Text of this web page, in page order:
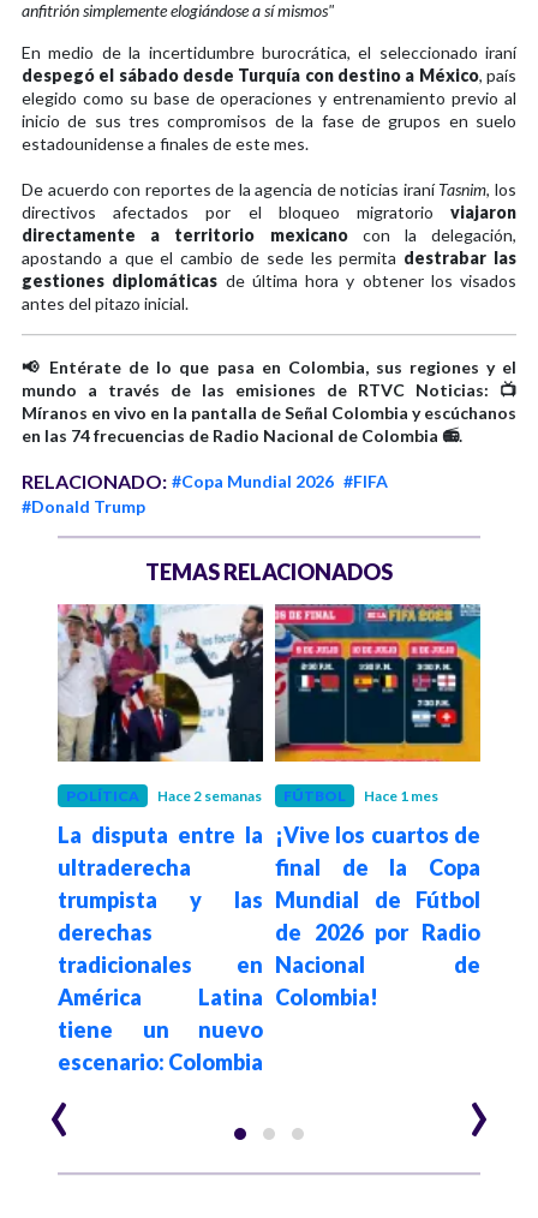
anfitrión simplemente elogiándose a sí mismos"
En medio de la incertidumbre burocrática, el seleccionado iraní
despegó el sábado desde Turquía con destino a México, país
elegido como su base de operaciones y entrenamiento previo al
inicio de sus tres compromisos de la fase de grupos en suelo
estadounidense a finales de este mes.
De acuerdo con reportes de la agencia de noticias iraníTasnim, los
directivos afectados por el bloqueo migratorio viajaron
directamente a territorio mexicanocon la delegación,
apostando a que el cambio de sede les permita destrabar las
gestiones diplomáticas de última hora y obtener los visados
antes del pitazo inicial.
📢 Entérate de lo que pasa en Colombia, sus regiones y el
mundo a través de las emisiones de RTVC Noticias: 📺
Míranos en vivo en la pantalla de Señal Colombia y escúchanos
en las 74 frecuencias de Radio Nacional de Colombia 📻.
RELACIONADO: #Copa Mundial 2026 #FIFA
#Donald Trump
TEMAS RELACIONADOS
POLÍTICA Hace 2 semanas
La disputa entre la
ultraderecha
trumpista y las
derechas
tradicionales en
América Latina
tiene un nuevo
escenario: Colombia
FÚTBOL Hace 1 mes
¡Vive los cuartos de
final de la Copa
Mundial de Fútbol
de 2026 por Radio
Nacional de
Colombia!
‹ ›